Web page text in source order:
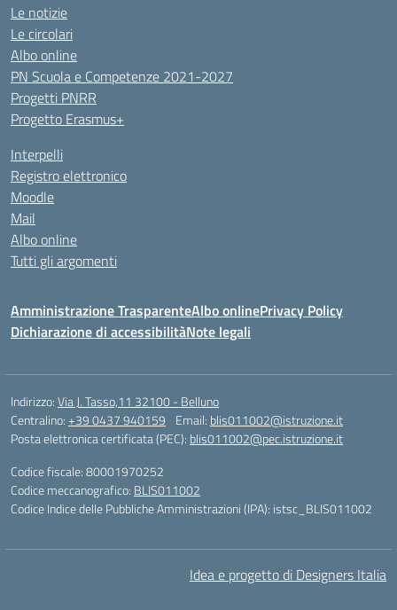
Le notizie
Le circolari
Albo online
PN Scuola e Competenze 2021-2027
Progetti PNRR
Progetto Erasmus+
Interpelli
Registro elettronico
Moodle
Mail
Albo online
Tutti gli argomenti
Amministrazione TrasparenteAlbo onlinePrivacy Policy
Dichiarazione di accessibilitàNote legali
Indirizzo:Via J. Tasso,11 32100 - Belluno
Centralino:+39 0437 940159 Email: blis011002@istruzione.it
Posta elettronica certificata (PEC): blis011002@pec.istruzione.it
Codice fiscale: 80001970252
Codice meccanografico: BLIS011002
Codice Indice delle Pubbliche Amministrazioni (IPA): istsc_BLIS011002
Idea e progetto di Designers Italia